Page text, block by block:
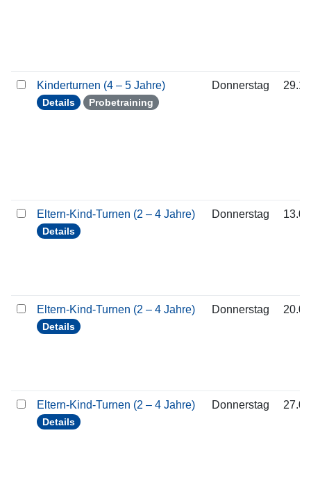
Kinderturnen (4 – 5 Jahre)
Details Probetraining
Donnerstag
Eltern-Kind-Turnen (2 – 4 Jahre)
Details
Donnerstag
Eltern-Kind-Turnen (2 – 4 Jahre)
Details
Donnerstag
Eltern-Kind-Turnen (2 – 4 Jahre)
Details
Donnerstag